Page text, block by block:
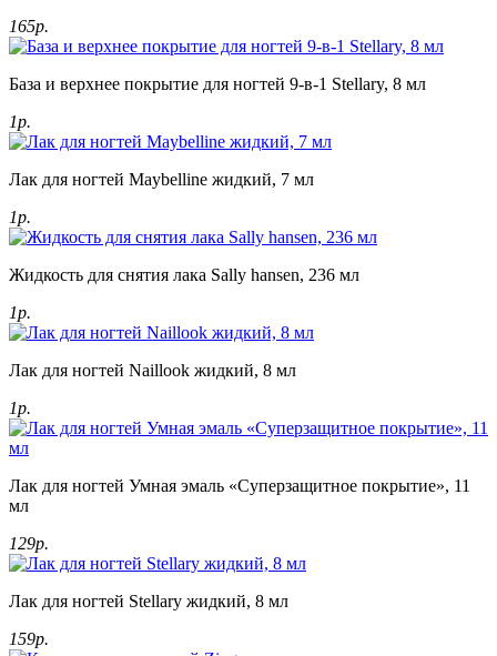
165р.
База и верхнее покрытие для ногтей 9-в-1 Stellary, 8 мл
1р.
Лак для ногтей Maybelline жидкий, 7 мл
1р.
Жидкость для снятия лака Sally hansen, 236 мл
1р.
Лак для ногтей Naillook жидкий, 8 мл
1р.
Лак для ногтей Умная эмаль «Суперзащитное покрытие», 11
мл
129р.
Лак для ногтей Stellary жидкий, 8 мл
159р.